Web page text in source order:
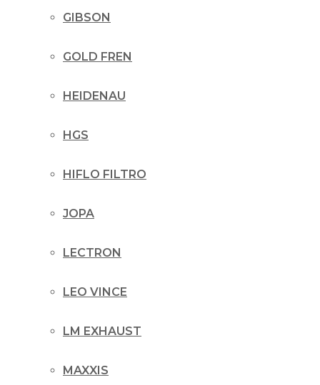
GIBSON
GOLD FREN
HEIDENAU
HGS
HIFLO FILTRO
JOPA
LECTRON
LEO VINCE
LM EXHAUST
MAXXIS